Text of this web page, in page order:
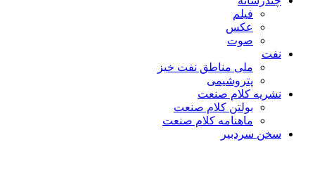
فیلم
عکس
صوت
نفت
ملی مناطق نفت خیز
پتروشیمی
نشریه کلام صنعت
بولتن کلام صنعت
ماهنامه کلام صنعت
سخن سردبیر